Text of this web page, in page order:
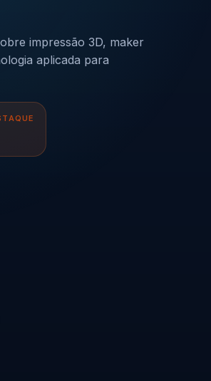
impressão 3D, maker
aplicada para